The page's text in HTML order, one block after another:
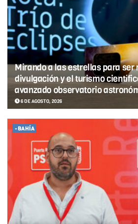
Mirando a las estrellas para ser
divulgación y el turismo
avanzado observatorio
6 DE AGOSTO, 2026
-BAHÍA